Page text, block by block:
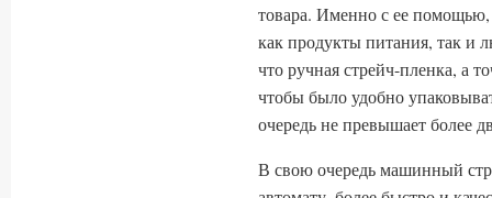
товара. Именно с ее
как продукты питания, так и
что ручная стрейч-пленка, а
чтобы было удобно
очередь не превышает более
В свою очередь машинный